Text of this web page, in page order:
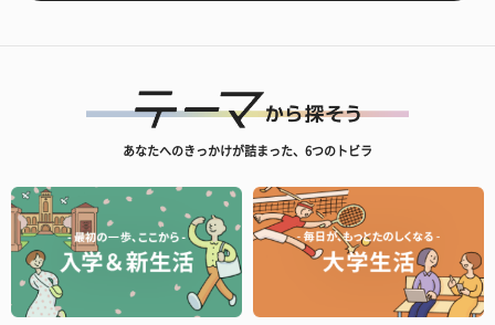
あなたへのきっかけが詰まった、6つのトビラ